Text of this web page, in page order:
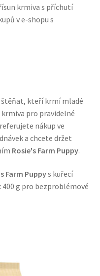
krmiva s příchutí
v e-shopu s
kteří krmí mladé
pro pravidelné
nákup ve
a chcete držet
Rosie's Farm Puppy.
Farm Puppys kuřecí
g pro bezproblémové